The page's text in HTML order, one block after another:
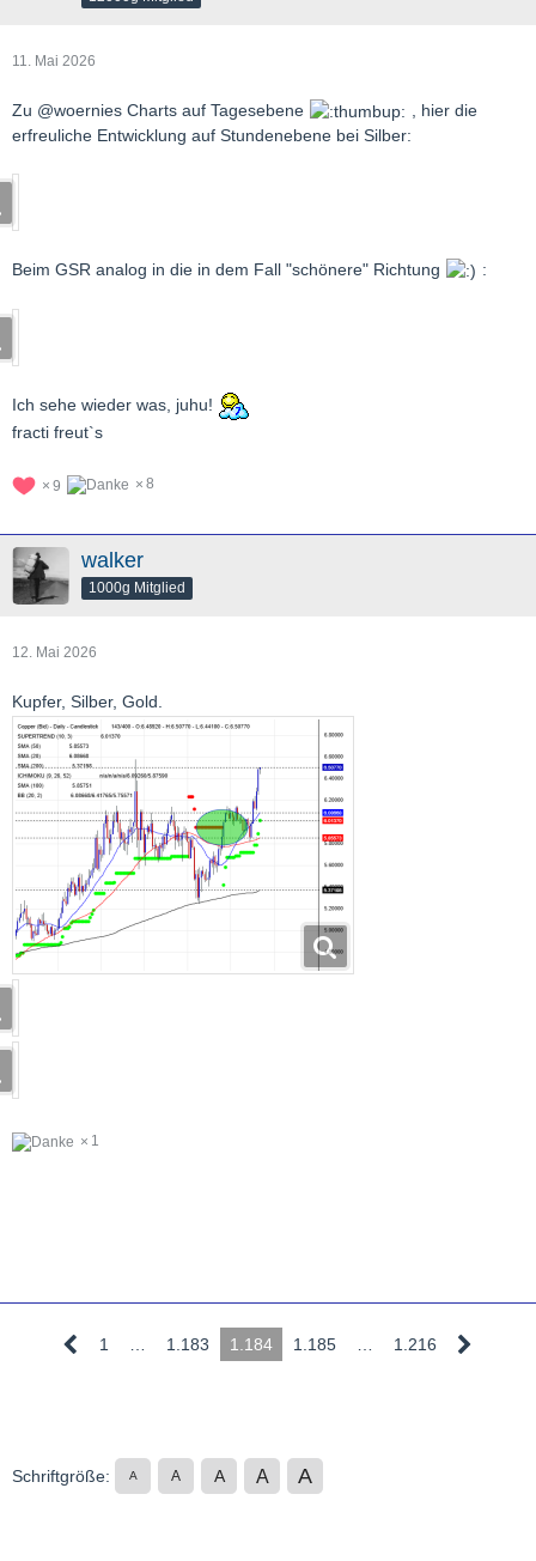
11. Mai 2026
Zu @woernies Charts auf Tagesebene
, hier die
erfreuliche Entwicklung auf Stundenebene bei Silber:
Beim GSR analog in die in dem Fall "schönere" Richtung :
Ich sehe wieder was, juhu!
fracti freut`s
9 8
walker
1000g Mitglied
12. Mai 2026
Kupfer, Silber, Gold.
1
1 1.183 1.184 1.185 1.216
Schriftgröße: A A A A A